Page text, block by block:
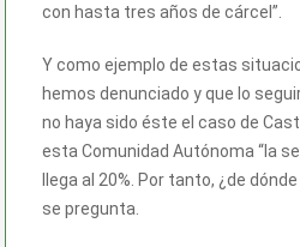
con hasta tres años de cárcel”.
Y como ejemplo de estas
hemos denunciado y que lo
no haya sido éste el caso de
esta Comunidad Autónoma “la
llega al 20%. Por tanto, ¿de
se pregunta.